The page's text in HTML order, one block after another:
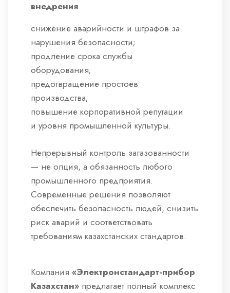
внедрения
снижение аварийности и штрафов за
нарушения безопасности;
продление срока службы
оборудования;
предотвращение простоев
производства;
повышение корпоративной репутации
и уровня промышленной культуры.
Непрерывный контроль загазованности
— не опция, а обязанность любого
промышленного предприятия.
Современные решения позволяют
обеспечить безопасность людей, снизить
риск аварий и соответствовать
требованиям казахстанских стандартов.
Компания «Электронстандарт-прибор
Казахстан» предлагает полный комплекс